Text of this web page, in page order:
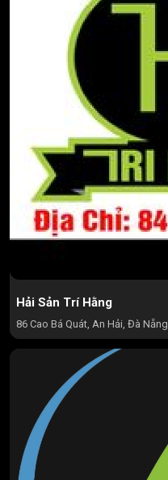
Hải Sản Trí Hằng
86 Cao Bá Quát, An Hải, Đà Nẵng